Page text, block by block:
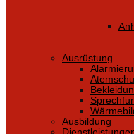
Ausrüstung
Ausbildung